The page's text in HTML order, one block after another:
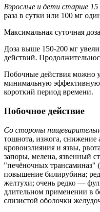
Взрослые и дети старше 15
раза в сутки или 100 мг
Максимальная суточная
Доза выше 150-200 мг
действий.
Побочные действия можно
минимальную эффективную
короткий период времени.
Побочное действие
Со стороны
тошнота, изжога, снижение
кровоизлияния и язвы,
запоры, мелена, язвенный
"печёночных
повышение билирубина;
желтухи; очень редко —
длительном применении в
слизистой оболочки